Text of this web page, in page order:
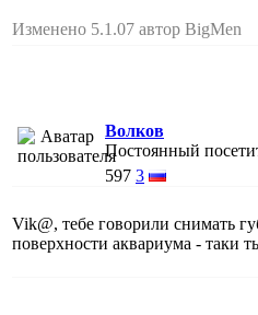
Изменено 5.1.07 автор BigMen
Волков
Постоянный
597 3
Vik@, тебе говорили снимать
поверхности аквариума - таки